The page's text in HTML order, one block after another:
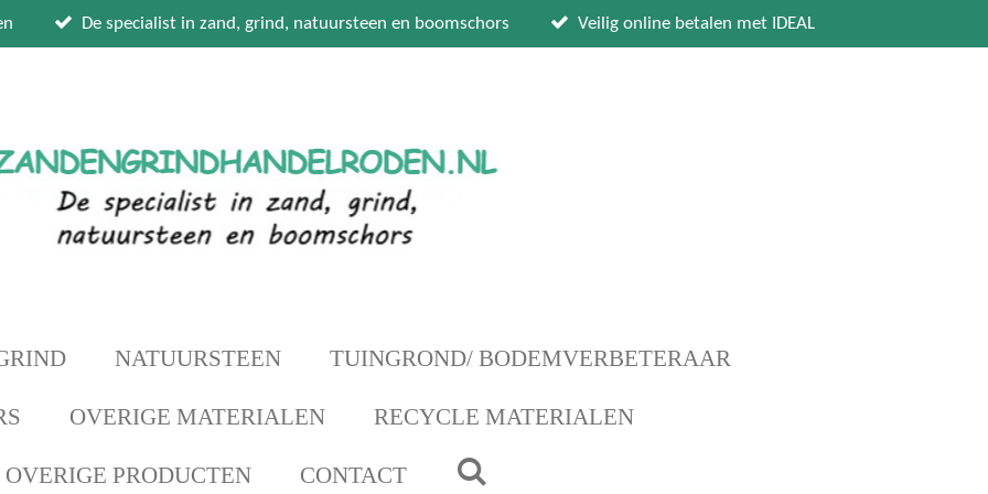
De specialist in zand, grind, natuursteen en boomschors Veilig online betalen met IDEAL
NATUURSTEEN TUINGROND/ BODEMVERBETERAAR
OVERIGE MATERIALEN RECYCLE MATERIALEN
OVERIGE PRODUCTEN CONTACT